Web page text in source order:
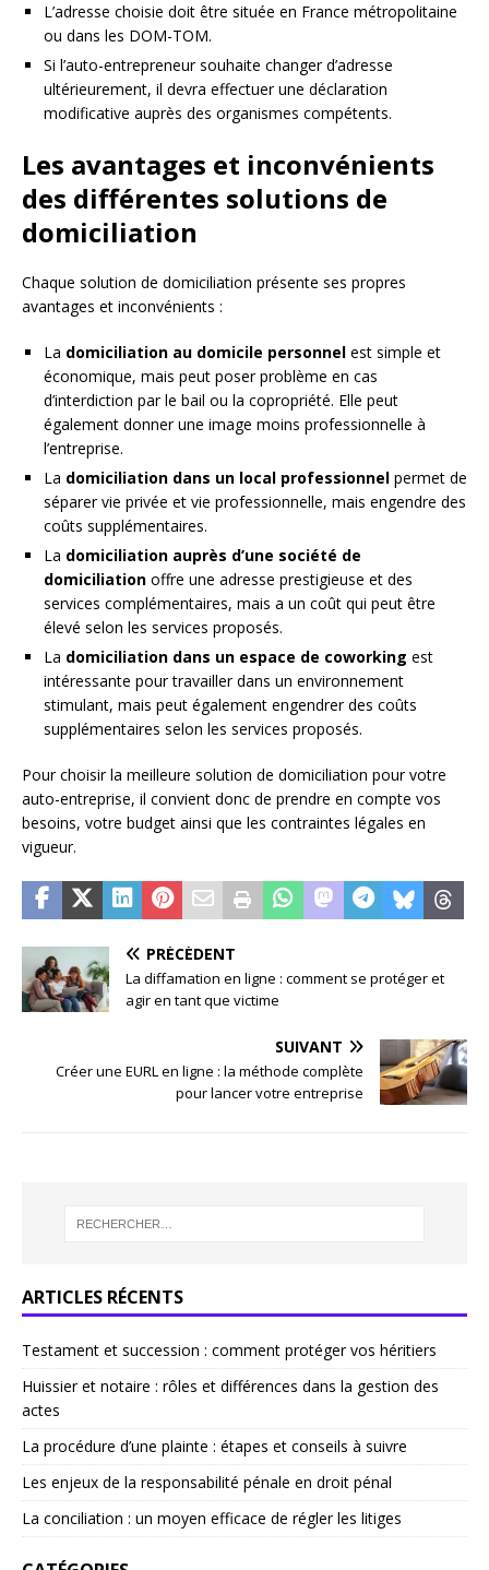
L’adresse choisie doit être située en France métropolitaine
ou dans les DOM-TOM.
Si l’auto-entrepreneur souhaite changer d’adresse
ultérieurement, il devra effectuer une déclaration
modificative auprès des organismes compétents.
Les avantages et inconvénients
des différentes solutions de
domiciliation
Chaque solution de domiciliation présente ses propres
avantages et inconvénients :
La domiciliation au domicile personnel est simple et
économique, mais peut poser problème en cas
d’interdiction par le bail ou la copropriété. Elle peut
également donner une image moins professionnelle à
l’entreprise.
La domiciliation dans un local professionnel permet de
séparer vie privée et vie professionnelle, mais engendre des
coûts supplémentaires.
La domiciliation auprès d’une société de
domiciliation offre une adresse prestigieuse et des
services complémentaires, mais a un coût qui peut être
élevé selon les services proposés.
La domiciliation dans un espace de coworking est
intéressante pour travailler dans un environnement
stimulant, mais peut également engendrer des coûts
supplémentaires selon les services proposés.
Pour choisir la meilleure solution de domiciliation pour votre
auto-entreprise, il convient donc de prendre en compte vos
besoins, votre budget ainsi que les contraintes légales en
vigueur.
PRÉCÉDENT
La diffamation en ligne : comment se protéger et
agir en tant que victime
SUIVANT
Créer une EURL en ligne : la méthode complète
pour lancer votre entreprise
ARTICLES RÉCENTS
Testament et succession : comment protéger vos héritiers
Huissier et notaire : rôles et différences dans la gestion des
actes
La procédure d’une plainte : étapes et conseils à suivre
Les enjeux de la responsabilité pénale en droit pénal
La conciliation : un moyen efficace de régler les litiges